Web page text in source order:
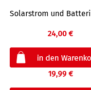
Solarstrom und
24,00 €
19,99 €